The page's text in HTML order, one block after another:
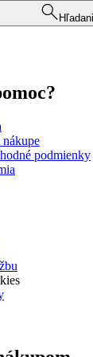
podmienky